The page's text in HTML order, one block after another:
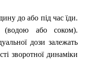
до або під час їди.
(водою або соком).
дози залежать
зворотної динаміки